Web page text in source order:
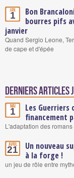
Jan.
1
Bon
bourres pifs
janvier
Quand Sergio Leone,
de cape et d'épée
Derniers articles
Mai
1
Les Guerriers
financement
L'adaptation des
Avril
21
Un nouveau
à la forge !
un jeu de rôle entre